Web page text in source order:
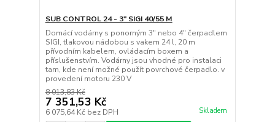
SUB CONTROL 24 - 3" SIGI 40/55 M
Domácí vodárny s ponorným 3" nebo 4" čerpadlem
SIGI, tlakovou nádobou s vakem 24 l, 20 m
přívodním kabelem, ovládacím boxem a
příslušenstvím. Vodárny jsou vhodné pro instalaci
tam, kde není možné použít povrchové čerpadlo. v
provedení motoru 230 V
8 013,83 Kč
7 351,53 Kč
6 075,64 Kč bez DPH Skladem